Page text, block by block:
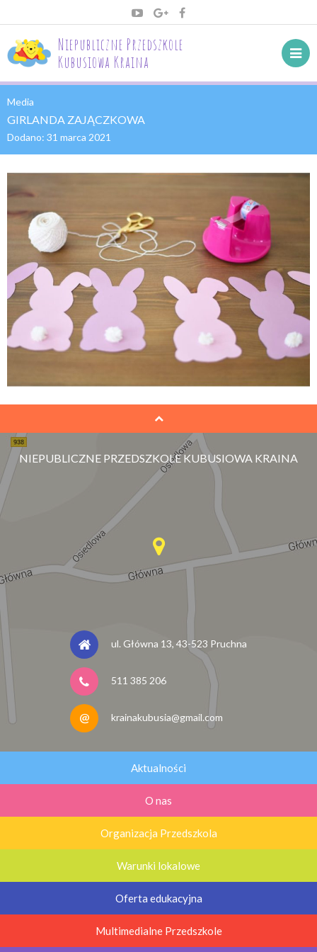
Niepubliczne Przedszkole
Kubusiowa Kraina
Media
GIRLANDA ZAJĄCZKOWA
Dodano: 31 marca 2021
NIEPUBLICZNE PRZEDSZKOLE KUBUSIOWA KRAINA
ul. Główna 13, 43-523 Pruchna
511 385 206
krainakubusia@gmail.com
Aktualności
O nas
Organizacja Przedszkola
Warunki lokalowe
Oferta edukacyjna
Multimedialne Przedszkole